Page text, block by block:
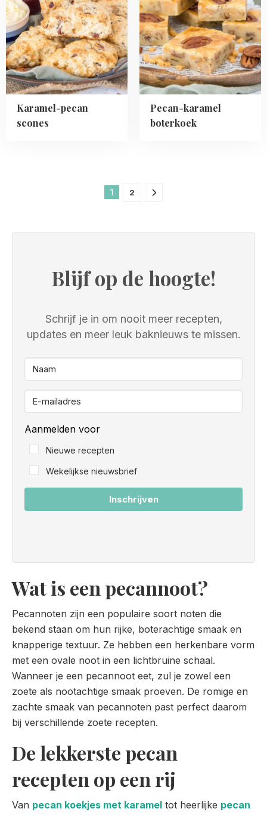
Karamel-pecan
scones
pecan
scones
Pecan-karamel
boterkoek
karamel
boterkoek
1 2
Blijf op de hoogte!
Schrijf je in om nooit meer recepten,
updates en meer leuk baknieuws te missen.
Aanmelden voor
Nieuwe recepten
Wekelijkse nieuwsbrief
Inschrijven
Wat is een pecannoot?
Pecannoten zijn een populaire soort noten die
bekend staan om hun rijke, boterachtige smaak en
knapperige textuur. Ze hebben een herkenbare vorm
met een ovale noot in een lichtbruine schaal.
Wanneer je een pecannoot eet, zul je zowel een
zoete als nootachtige smaak proeven. De romige en
zachte smaak van pecannoten past perfect daarom
bij verschillende zoete recepten.
De lekkerste pecan
recepten op een rij
Van pecan koekjes met karamel tot heerlijke pecan